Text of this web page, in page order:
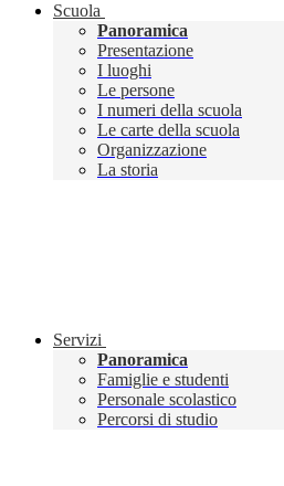
Scuola
Panoramica
Presentazione
I luoghi
Le persone
I numeri della scuola
Le carte della scuola
Organizzazione
La storia
Servizi
Panoramica
Famiglie e studenti
Personale scolastico
Percorsi di studio